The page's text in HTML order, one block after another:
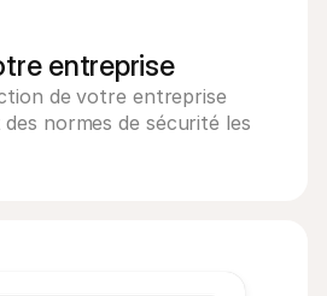
entreprise
de votre entreprise
normes de sécurité les